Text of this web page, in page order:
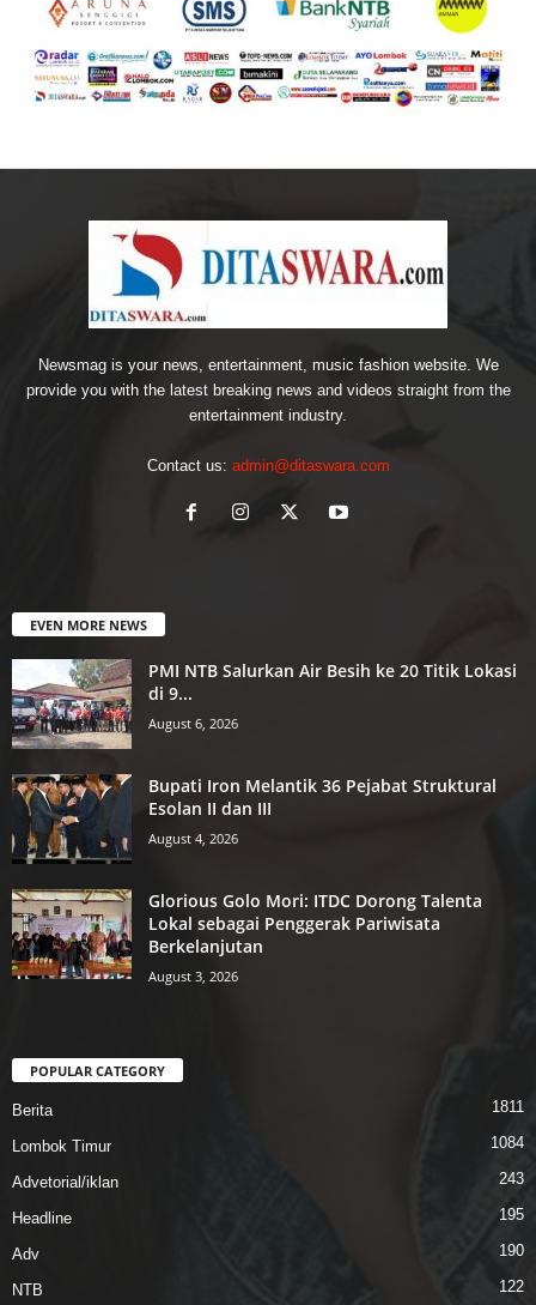
Newsmag is your news, entertainment, music fashion website. We
provide you with the latest breaking news and videos straight from the
entertainment industry.
Contact us: admin@ditaswara.com
EVEN MORE NEWS
PMI NTB Salurkan Air Besih ke 20 Titik Lokasi
di 9...
August 6, 2026
Bupati Iron Melantik 36 Pejabat Struktural
Esolan II dan III
August 4, 2026
Glorious Golo Mori: ITDC Dorong Talenta
Lokal sebagai Penggerak Pariwisata
Berkelanjutan
August 3, 2026
POPULAR CATEGORY
Berita 1811
Lombok Timur 1084
Advetorial/iklan 243
Headline 195
Adv 190
NTB 122